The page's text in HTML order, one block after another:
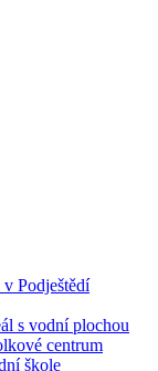
v Podještědí
s vodní plochou
centrum
škole